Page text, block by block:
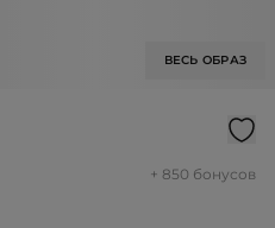
ВЕСЬ ОБРАЗ
+ 850 бонусов